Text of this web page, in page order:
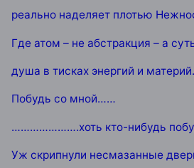
реально наделяет плотью
Где атом – не абстракция – а
душа в тисках энергий и
Побудь со мной……
………………….хоть кто-нибудь
Уж скрипнули несмазанные